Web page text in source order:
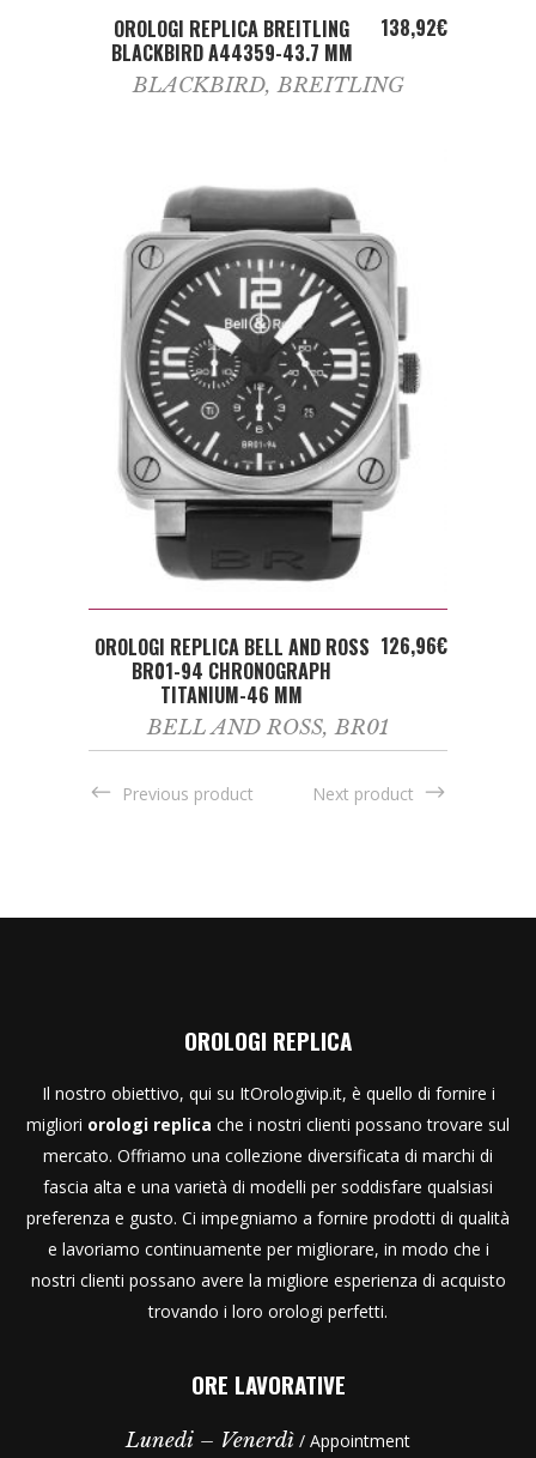
ADD TO CART
OROLOGI REPLICA BREITLING
BLACKBIRD A44359-43.7 MM
138,92€
BLACKBIRD,BREITLING
ADD TO CART
OROLOGI REPLICA BELL AND ROSS
BR01-94 CHRONOGRAPH
TITANIUM-46 MM
126,96€
BELL AND ROSS,BR01
Previous product Next product
OROLOGI REPLICA
Il nostro obiettivo, qui su ItOrologivip.it, è quello di fornire i
migliori orologi replica che i nostri clienti possano trovare sul
mercato. Offriamo una collezione diversificata di marchi di
fascia alta e una varietà di modelli per soddisfare qualsiasi
preferenza e gusto. Ci impegniamo a fornire prodotti di qualità
e lavoriamo continuamente per migliorare, in modo che i
nostri clienti possano avere la migliore esperienza di acquisto
trovando i loro orologi perfetti.
ORE LAVORATIVE
Lunedi – Venerdì / Appointment